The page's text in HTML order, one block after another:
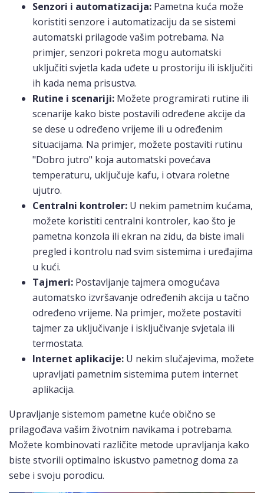
Senzori i automatizacija: Pametna kuća može
koristiti senzore i automatizaciju da se sistemi
automatski prilagode vašim potrebama. Na
primjer, senzori pokreta mogu automatski
uključiti svjetla kada uđete u prostoriju ili isključiti
ih kada nema prisustva.
Rutine i scenariji: Možete programirati rutine ili
scenarije kako biste postavili određene akcije da
se dese u određeno vrijeme ili u određenim
situacijama. Na primjer, možete postaviti rutinu
"Dobro jutro" koja automatski povećava
temperaturu, uključuje kafu, i otvara roletne
ujutro.
Centralni kontroler: U nekim pametnim kućama,
možete koristiti centralni kontroler, kao što je
pametna konzola ili ekran na zidu, da biste imali
pregled i kontrolu nad svim sistemima i uređajima
u kući.
Tajmeri: Postavljanje tajmera omogućava
automatsko izvršavanje određenih akcija u tačno
određeno vrijeme. Na primjer, možete postaviti
tajmer za uključivanje i isključivanje svjetala ili
termostata.
Internet aplikacije: U nekim slučajevima, možete
upravljati pametnim sistemima putem internet
aplikacija.
Upravljanje sistemom pametne kuće obično se
prilagođava vašim životnim navikama i potrebama.
Možete kombinovati različite metode upravljanja kako
biste stvorili optimalno iskustvo pametnog doma za
sebe i svoju porodicu.